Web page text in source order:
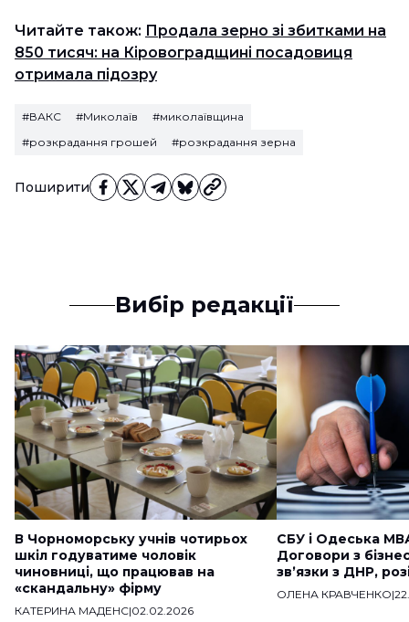
Поширити
Читайте також: Продала зерно зі збитками на
850 тисяч: на Кіровоградщині посадовиця
отримала підозру
#ВАКС #Миколаїв
#миколаївщина
#розкрадання грошей
#розкрадання зерна
Вибір редакції
В Чорноморську учнів чотирьох
шкіл годуватиме чоловік
чиновниці, що працював на
«скандальну» фірму
КАТЕРИНА МАДЕНС|02.02.2026
СБУ і Одеська
Договори з
звʼязки з ДНР,
ОЛЕНА КРАВЧЕНКО|